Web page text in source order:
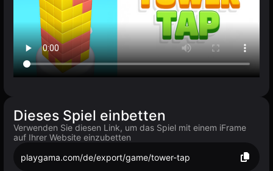
Dieses Spiel einbetten
Verwenden Sie diesen Link, um das Spiel mit einem iFrame
auf Ihrer Website einzubetten
playgama.com/de/export/game/tower-tap